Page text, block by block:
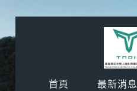
首頁 最新消息
首頁